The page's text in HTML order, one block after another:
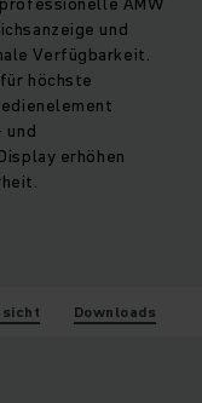
und
Verfügbarkeit.
höchste
und
erhöhen
Downloads